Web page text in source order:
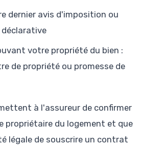
dernier avis d'imposition ou
votre propriété du bien :
de propriété ou promesse de
à l'assureur de confirmer
propriétaire du logement et que
légale de souscrire un contrat